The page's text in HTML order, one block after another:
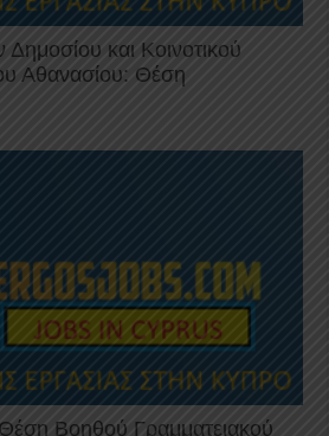
και Κοινοτικού
Αθανασίου: Θέση
Βοηθού Γραμματειακού